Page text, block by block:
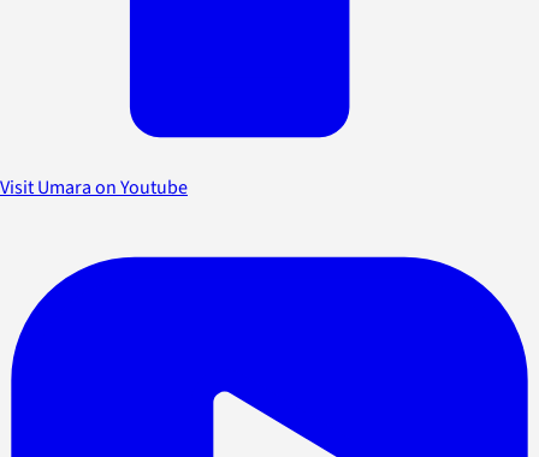
Visit Umara on Youtube